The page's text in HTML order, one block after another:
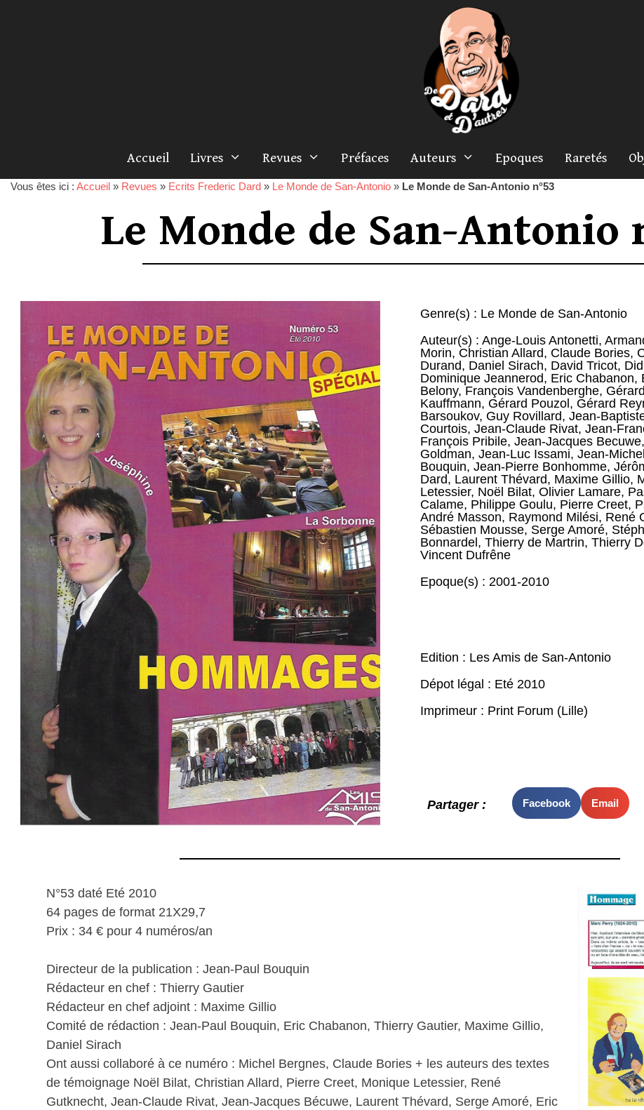
Accueil Livres Revues Préfaces Auteurs Epoques Raretés
Vous êtes ici : Accueil » Revues » Ecrits Frederic Dard » Le Monde de San-Antonio » Le Monde de San-Antonio n°53
Le Monde de San-Antonio
Genre(s) : Le Monde de San-Antonio
Auteur(s) : Ange-Louis Antonetti,
Morin, Christian Allard, Claude Bories,
Durand, Daniel Sirach, David Tricot,
Dominique Jeannerod, Eric Chabanon,
Belony, François Vandenberghe,
Kauffmann, Gérard Pouzol , Gérard
Barsoukov, Guy Rovillard, Jean-
Courtois, Jean-Claude Rivat, Jean-
François Pribile, Jean-Jacques Becuwe,
Goldman, Jean-Luc Issami, Jean-
Bouquin, Jean-Pierre Bonhomme,
Dard, Laurent Thévard, Maxime Gillio,
Letessier, Noël Bilat, Olivier Lamare,
Calame, Philippe Goulu, Pierre Creet,
André Masson, Raymond Milési, René
Sébastien Mousse, Serge Amoré,
Bonnardel , Thierry de Martrin, Thierry
Vincent Dufrêne
Epoque(s) : 2001-2010
Edition : Les Amis de San-Antonio
Dépot légal : Eté 2010
Imprimeur : Print Forum (Lille)
Partager : Facebook Email
N°53 daté Eté 2010
64 pages de format 21X29,7
Prix : 34 € pour 4 numéros/an
Directeur de la publication : Jean-Paul Bouquin
Rédacteur en chef : Thierry Gautier
Rédacteur en chef adjoint : Maxime Gillio
Comité de rédaction : Jean-Paul Bouquin, Eric Chabanon, Thierry Gautier, Maxime Gillio,
Daniel Sirach
Ont aussi collaboré à ce numéro : Michel Bergnes, Claude Bories + les auteurs des textes
de témoignage Noël Bilat, Christian Allard, Pierre Creet, Monique Letessier, René
Gutknecht, Jean-Claude Rivat, Jean-Jacques Bécuwe, Laurent Thévard, Serge Amoré, Eric